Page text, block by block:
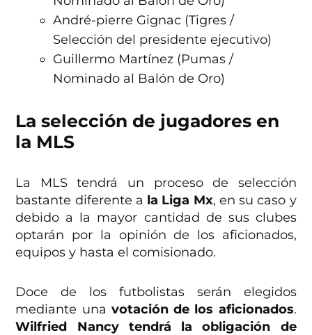
André-pierre Gignac (Tigres /
Selección del presidente ejecutivo)
Guillermo Martínez (Pumas /
Nominado al Balón de Oro)
La selección de jugadores en
la MLS
La MLS tendrá un proceso de selección
bastante diferente a la Liga Mx, en su caso y
debido a la mayor cantidad de sus clubes
optarán por la opinión de los aficionados,
equipos y hasta el comisionado.
Doce de los futbolistas serán elegidos
mediante una votación de los aficionados.
Wilfried Nancy tendrá la obligación de